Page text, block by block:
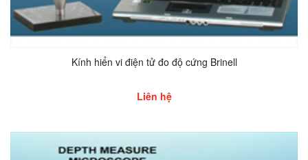
Kính hiển vi điện tử đo độ cứng Brinell
Liên hệ